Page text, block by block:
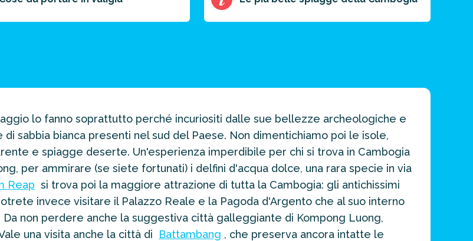
lo fanno soprattutto perché incuriositi dalle sue bellezze archeologiche e
sabbia bianca presenti nel sud del Paese. Non dimentichiamo poi le isole,
e spiagge deserte. Un'esperienza imperdibile per chi si trova in Cambogia
per ammirare (se siete fortunati) i delfini d'acqua dolce, una rara specie in via
Reap si trova poi la maggiore attrazione di tutta la Cambogia: gli antichissimi
invece visitare il Palazzo Reale e la Pagoda d'Argento che al suo interno
non perdere anche la suggestiva città galleggiante di Kompong Luong,
una visita anche la città di
Battambang , che preserva ancora intatte le